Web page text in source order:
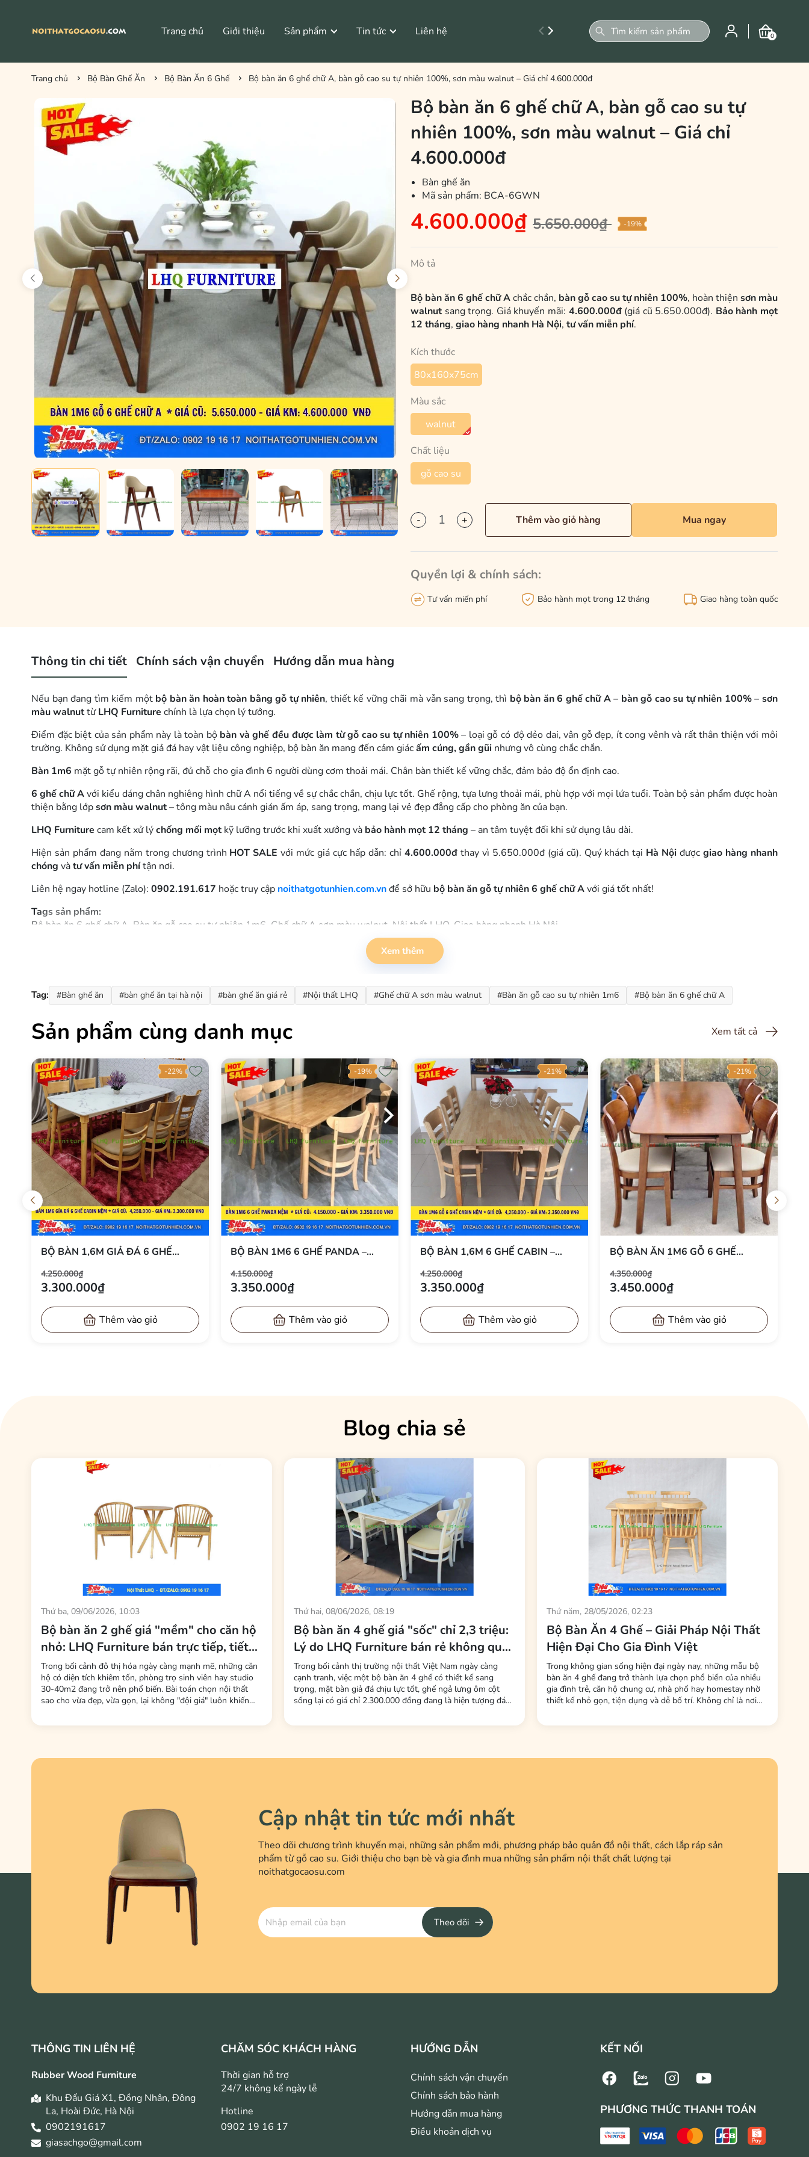
Trang chủ Giới thiệu Sản phẩm Tin tức Liên hệ 0
Trang chủ Bộ Bàn Ghế Ăn Bộ Bàn Ăn 6 Ghế Bộ bàn ăn 6 ghế chữ A, bàn gỗ cao su tự nhiên 100%, sơn màu walnut – Giá chỉ 4.600.000đ
Bộ bàn ăn 6 ghế chữ A, bàn gỗ cao su tự
nhiên 100%, sơn màu walnut – Giá chỉ
4.600.000đ
Bàn ghế ăn
Mã sản phẩm: BCA-6GWN
4.600.000₫ 5.650.000₫ -19%
Mô tả
Bộ bàn ăn 6 ghế chữ Achắc chắn, bàn gỗ cao su tự nhiên 100%, hoàn thiện sơn màu
walnutsang trọng. Giá khuyến mãi: 4.600.000đ(giá cũ 5.650.000đ). Bảo hành mọt
12 tháng, giao hàng nhanh Hà Nội, tư vấn miễn phí.
Kích thước
80x160x75cm
Màu sắc
walnut
Chất liệu
gỗ cao su
- + Thêm vào giỏ hàng Mua ngay
Quyền lợi & chính sách:
Tư vấn miến phí Bảo hành mọt trong 12 tháng Giao hàng toàn quốc
Thông tin chi tiết Chính sách vận chuyển Hướng dẫn mua hàng
Nếu bạn đang tìm kiếm một bộ bàn ăn hoàn toàn bằng gỗ tự nhiên, thiết kế vững chãi mà vẫn sang trọng, thì bộ bàn ăn 6 ghế chữ A – bàn gỗ cao su tự nhiên 100% – sơn
màu walnuttừLHQ Furniture chính là lựa chọn lý tưởng.
Điểm đặc biệt của sản phẩm này là toàn bộ bàn và ghế đều được làm từ gỗ cao su tự nhiên 100%– loại gỗ có độ dẻo dai, vân gỗ đẹp, ít cong vênh và rất thân thiện với môi
trường. Không sử dụng mặt giả đá hay vật liệu công nghiệp, bộ bàn ăn mang đến cảm giácấm cúng, gần gũi nhưng vô cùng chắc chắn.
Bàn 1m6 mặt gỗ tự nhiên rộng rãi, đủ chỗ cho gia đình 6 người dùng cơm thoải mái. Chân bàn thiết kế vững chắc, đảm bảo độ ổn định cao.
6 ghế chữ Avới kiểu dáng chân nghiêng hình chữ A nổi tiếng về sự chắc chắn, chịu lực tốt. Ghế rộng, tựa lưng thoải mái, phù hợp với mọi lứa tuổi. Toàn bộ sản phẩm được hoàn
thiện bằng lớpsơn màu walnut– tông màu nâu cánh gián ấm áp, sang trọng, mang lại vẻ đẹp đẳng cấp cho phòng ăn của bạn.
LHQ Furniture cam kết xử lýchống mối mọtkỹ lưỡng trước khi xuất xưởng và bảo hành mọt 12 tháng – an tâm tuyệt đối khi sử dụng lâu dài.
Hiện sản phẩm đang nằm trong chương trình HOT SALE với mức giá cực hấp dẫn: chỉ 4.600.000đthay vì 5.650.000đ (giá cũ). Quý khách tại Hà Nội đượcgiao hàng nhanh
chóng vàtư vấn miễn phítận nơi.
Liên hệ ngay hotline (Zalo): 0902.191.617 hoặc truy cập noithatgotunhien.com.vnđể sở hữu bộ bàn ăn gỗ tự nhiên 6 ghế chữ Avới giá tốt nhất!
Tags sản phẩm:
Bộ bàn ăn 6 ghế chữ A, Bàn ăn gỗ cao su tự nhiên 1m6, Ghế chữ A sơn màu walnut, Nội thất LHQ, Giao hàng nhanh Hà Nội
Xem thêm
Tag: #Bàn ghế ăn #bàn ghế ăn tại hà nội #bàn ghế ăn giá rẻ #Nội thất LHQ #Ghế chữ A sơn màu walnut #Bàn ăn gỗ cao su tự nhiên 1m6 #Bộ bàn ăn 6 ghế chữ A
Sản phẩm cùng danh mục
-19%
BỘ BÀN 1M6 6 GHẾ PANDA –
MÀU WALNUT SANG TRỌNG
4.150.000₫
3.350.000₫
Thêm vào giỏ
-21%
BỘ BÀN 1,6M 6 GHẾ CABIN –
GHẾ ĐẨY GỌN, TIẾT KIỆM DIỆN
TÍCH
4.250.000₫
3.350.000₫
Thêm vào giỏ
-21%
BỘ BÀN ĂN 1M6 GỖ 6 GHẾ
– GIÁ CHỈ 3.400.000Đ TẠI LHQ
4.350.000₫
3.450.000₫
Thêm vào giỏ
-21%
SIÊU ƯU ĐÃI – BỘ BÀN GHẾ ĂN
3.450.000Đ
4.350.000₫
3.450.000₫
Thêm vào giỏ
Xem tất cả
Blog chia sẻ
Thứ ba, 09/06/2026, 10:03
Bộ bàn ăn 2 ghế giá "mềm" cho căn hộ
nhỏ: LHQ Furniture bán trực tiếp, tiết
kiệm tối đa phí trung gian
Trong bối cảnh đô thị hóa ngày càng mạnh mẽ, những căn
hộ có diện tích khiêm tốn, phòng trọ sinh viên hay studio
30-40m2 đang trở nên phổ biến. Bài toán chọn nội thất
sao cho vừa đẹp, vừa gọn, lại không "đội giá" luôn khiến
LHQ Furniture (Nội Thất Gỗ Cao Su) đã tung ra thị trường
Thứ hai, 08/06/2026, 08:19
Bộ bàn ăn 4 ghế giá "sốc" chỉ 2,3 triệu:
Lý do LHQ Furniture bán rẻ không qua
trung gian, không mất phí sàn
Trong bối cảnh thị trường nội thất Việt Nam ngày càng
cạnh tranh, việc một bộ bàn ăn 4 ghế có thiết kế sang
trọng, mặt bàn giả đá chịu lực tốt, ghế ngả lưng ôm cột
sống lại có giá chỉ 2.300.000 đồng đang là hiện tượng đáng
là "rẻ bất ngờ" so với mặt bằng chung. Đứng sau chiến lược
Thứ năm, 28/05/2026, 02:23
Bộ Bàn Ăn 4 Ghế – Giải Pháp Nội Thất
Hiện Đại Cho Gia Đình Việt
Trong không gian sống hiện đại ngày nay, những mẫu bộ
bàn ăn 4 ghế đang trở thành lựa chọn phổ biến của nhiều
gia đình trẻ, căn hộ chung cư, nhà phố hay homestay nhờ
thiết kế nhỏ gọn, tiện dụng và dễ bố trí. Không chỉ là nơi
trong gia đình sau một ngày làm việc và học tập. Tại Nội
Cập nhật tin tức mới nhất
Theo dõi chương trình khuyến mại, những sản phẩm mới, phương pháp bảo quản đồ nội thất, cách lắp ráp sản
phẩm từ gỗ cao su. Giới thiệu cho bạn bè và gia đình mua những sản phẩm nội thất chất lượng tại
noithatgocaosu.com
Theo dõi
THÔNG TIN LIÊN HỆ
Rubber Wood Furniture
Khu Đấu Giá X1, Đồng Nhân, Đông
La, Hoài Đức, Hà Nội
0902191617
giasachgo@gmail.com
CHĂM SÓC KHÁCH HÀNG
Thời gian hỗ trợ
24/7 không kể ngày lễ
Hotline
0902 19 16 17
HƯỚNG DẪN
Chính sách vận chuyển
Chính sách bảo hành
Hướng dẫn mua hàng
Điều khoản dịch vụ
KẾT NỐI
PHƯƠNG THỨC THANH TOÁN